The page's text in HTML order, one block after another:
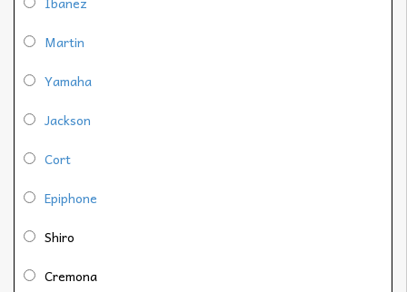
Martin
Yamaha
Jackson
Cort
Epiphone
Shiro
Cremona